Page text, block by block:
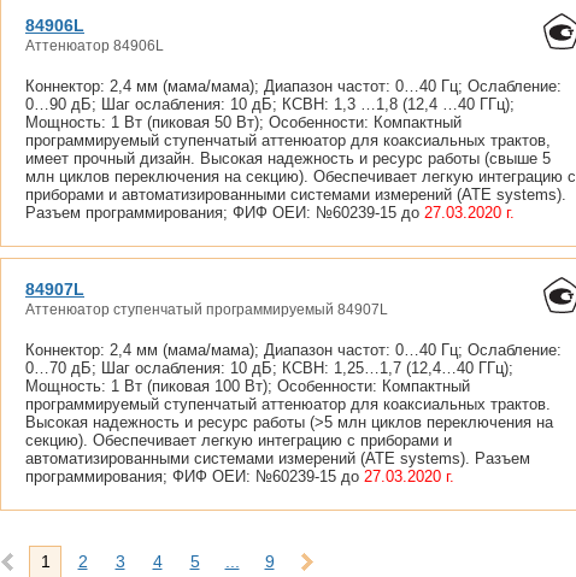
84906L
Аттенюатор 84906L
Коннектор: 2,4 мм (мама/мама); Диапазон частот: 0…40 Гц; Ослабление:
0…90 дБ; Шаг ослабления: 10 дБ; КСВН: 1,3 …1,8 (12,4 …40 ГГц);
Мощность: 1 Вт (пиковая 50 Вт); Особенности: Компактный
программируемый ступенчатый аттенюатор для коаксиальных трактов,
имеет прочный дизайн. Высокая надежность и ресурс работы (свыше 5
млн циклов переключения на секцию). Обеспечивает легкую интеграцию с
приборами и автоматизированными системами измерений (ATE systems).
Разъем программирования; ФИФ ОЕИ: №60239-15 до 27.03.2020 г.
84907L
Аттенюатор ступенчатый программируемый 84907L
Коннектор: 2,4 мм (мама/мама); Диапазон частот: 0…40 Гц; Ослабление:
0…70 дБ; Шаг ослабления: 10 дБ; КСВН: 1,25…1,7 (12,4…40 ГГц);
Мощность: 1 Вт (пиковая 100 Вт); Особенности: Компактный
программируемый ступенчатый аттенюатор для коаксиальных трактов.
Высокая надежность и ресурс работы (>5 млн циклов переключения на
секцию). Обеспечивает легкую интеграцию с приборами и
автоматизированными системами измерений (ATE systems). Разъем
программирования; ФИФ ОЕИ: №60239-15 до 27.03.2020 г.
1 2 3 4 5 9